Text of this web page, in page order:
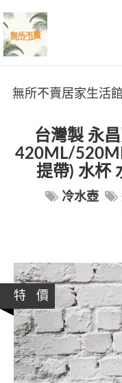
無所不賣居家生活館
無所不賣居家生活館
台灣製 永
420ML/
提帶) 水杯
冷水壺
特 價